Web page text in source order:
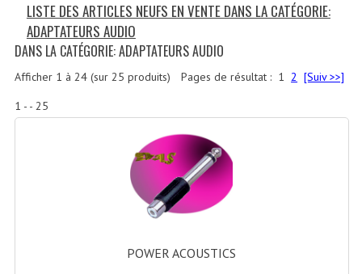
Recevoir Nos Promotions
Sonorisation
Accessoires Pieds Cellules Diamants
Accessoires Enceintes
LISTE DES ARTICLES NEUFS EN VENTE DANS LA CATÉGORIE:
ADAPTATEURS AUDIO
DANS LA CATÉGORIE: ADAPTATEURS AUDIO
Pages de résultat : 1 2 [Suiv >>]
Afficher 1 à 24(sur 25 produits)
1 - - 25
POWER ACOUSTICS